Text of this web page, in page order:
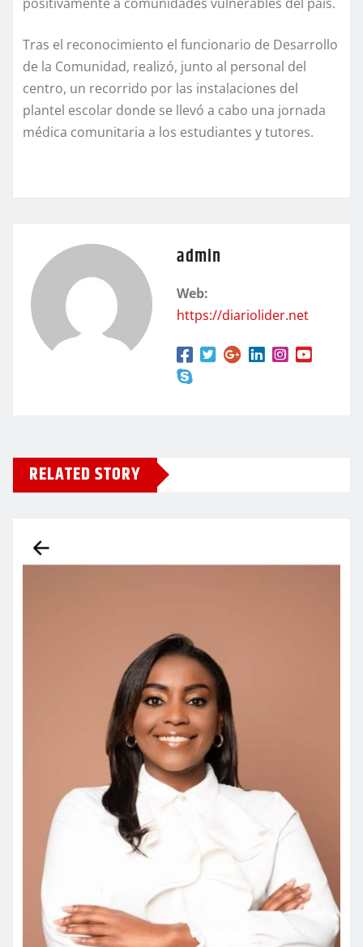
Tras el reconocimiento el funcionario de Desarrollo
de la Comunidad, realizó, junto al personal del
centro, un recorrido por las instalaciones del
plantel escolar donde se llevó a cabo una jornada
médica comunitaria a los estudiantes y tutores.
admin
Web:
https://diariolider.net
RELATED STORY